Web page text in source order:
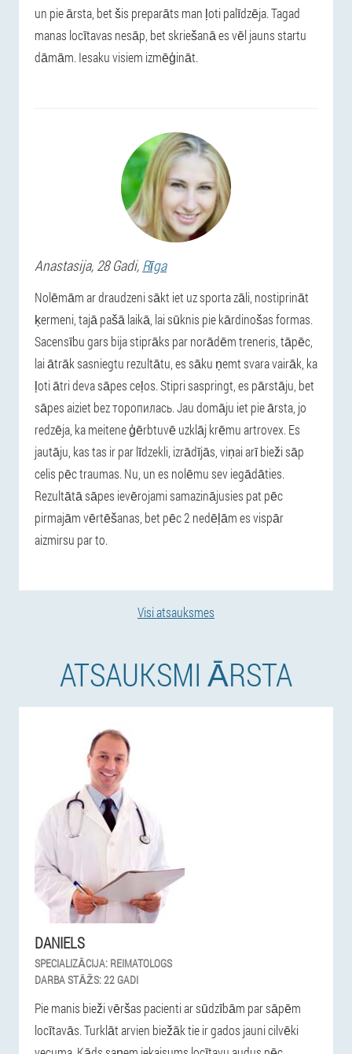
un pie ārsta, bet šis preparāts man ļoti palīdzēja. Tagad
manas locītavas nesāp, bet skriešanā es vēl jauns startu
dāmām. Iesaku visiem izmēģināt.
Anastasija, 28 Gadi, Rīga
Nolēmām ar draudzeni sākt iet uz sporta zāli, nostiprināt
ķermeni, tajā pašā laikā, lai sūknis pie kārdinošas formas.
Sacensību gars bija stiprāks par norādēm treneris, tāpēc,
lai ātrāk sasniegtu rezultātu, es sāku ņemt svara vairāk, ka
ļoti ātri deva sāpes ceļos. Stipri saspringt, es pārstāju, bet
sāpes aiziet bez торопилась. Jau domāju iet pie ārsta, jo
redzēja, ka meitene ģērbtuvē uzklāj krēmu artrovex. Es
jautāju, kas tas ir par līdzekli, izrādījās, viņai arī bieži sāp
celis pēc traumas. Nu, un es nolēmu sev iegādāties.
Rezultātā sāpes ievērojami samazinājusies pat pēc
pirmajām vērtēšanas, bet pēc 2 nedēļām es vispār
aizmirsu par to.
Visi atsauksmes
ATSAUKSMI ĀRSTA
DANIELS
SPECIALIZĀCIJA: REIMATOLOGS
DARBA STĀŽS:22 GADI
Pie manis bieži vēršas pacienti ar sūdzībām par sāpēm
locītavās. Turklāt arvien biežāk tie ir gados jauni cilvēki